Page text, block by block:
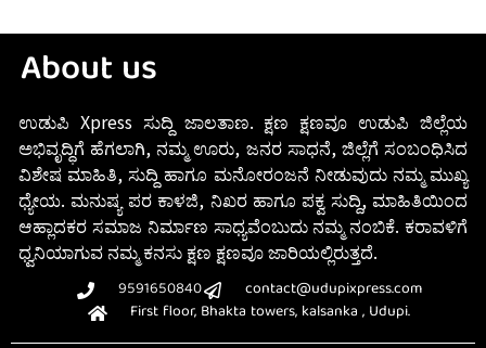
About us
ಉಡುಪಿ Xpress ಸುದ್ದಿ ಜಾಲತಾಣ. ಕ್ಷಣ ಕ್ಷಣವೂ ಉಡುಪಿ ಜಿಲ್ಲೆಯ
ಅಭಿವೃದ್ಧಿಗೆ ಹೆಗಲಾಗಿ, ನಮ್ಮ ಊರು, ಜನರ ಸಾಧನೆ, ಜಿಲ್ಲೆಗೆ ಸಂಬಂಧಿಸಿದ
ವಿಶೇಷ ಮಾಹಿತಿ, ಸುದ್ದಿ ಹಾಗೂ ಮನೋರಂಜನೆ ನೀಡುವುದು ನಮ್ಮ ಮುಖ್ಯ
ಧ್ಯೇಯ. ಮನುಷ್ಯ ಪರ ಕಾಳಜಿ, ನಿಖರ ಹಾಗೂ ಪಕ್ವ ಸುದ್ದಿ, ಮಾಹಿತಿಯಿಂದ
ಆಹ್ಲಾದಕರ ಸಮಾಜ ನಿರ್ಮಾಣ ಸಾಧ್ಯವೆಂಬುದು ನಮ್ಮ ನಂಬಿಕೆ. ಕರಾವಳಿಗೆ
ಧ್ವನಿಯಾಗುವ ನಮ್ಮ ಕನಸು ಕ್ಷಣ ಕ್ಷಣವೂ ಜಾರಿಯಲ್ಲಿರುತ್ತದೆ.
9591650840
contact@udupixpress.com
First floor, Bhakta towers, kalsanka , Udupi.